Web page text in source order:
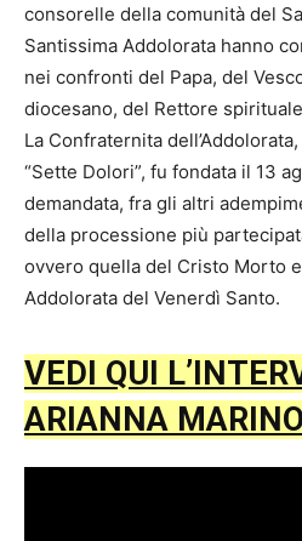
consorelle della comunità del
Santissima Addolorata hanno
nei confronti del Papa, del
diocesano, del Rettore
La Confraternita
“Sette Dolori”, fu fondata il 13
demandata, fra gli altri
della processione più
ovvero quella del Cristo Morto
Addolorata del Venerdì Santo.
VEDI QUI
ARIANNA MARINO